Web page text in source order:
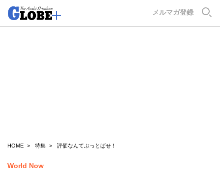
メルマガ登録
HOME 特集 評価なんてぶっとばせ！
World Now